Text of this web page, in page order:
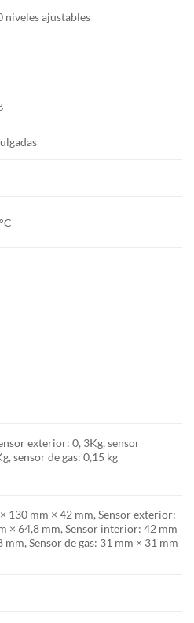
niveles ajustables
exterior: 0, 3Kg, sensor
sensor de gas: 0,15 kg
130 mm × 42 mm, Sensor exterior:
× 64,8 mm, Sensor interior: 42 mm
mm, Sensor de gas: 31 mm × 31 mm